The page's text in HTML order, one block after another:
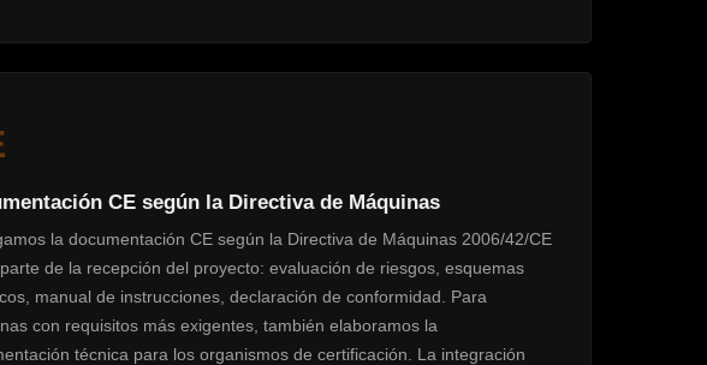
CE según la Directiva de Máquinas
la documentación CE según la Directiva de Máquinas 2006/42/CE
de la recepción del proyecto: evaluación de riesgos, esquemas
manual de instrucciones, declaración de conformidad. Para
con requisitos más exigentes, también elaboramos la
técnica para los organismos de certificación. La integración